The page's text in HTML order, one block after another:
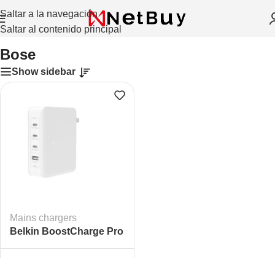
Saltar a la navegación
Saltar al contenido principal
Inicio/ Bose
Bose
Show sidebar
Mains chargers
Belkin BoostCharge Pro